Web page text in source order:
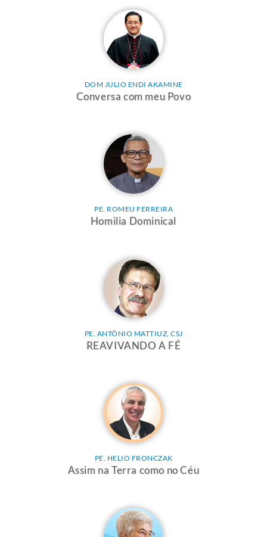
DOM JULIO ENDI AKAMINE
Conversa com meu Povo
PE. ROMEU FERREIRA
Homilia Dominical
PE. ANTÔNIO MATTIUZ, CSJ
REAVIVANDO A FÉ
PE. HELIO FRONCZAK
Assim na Terra como no Céu